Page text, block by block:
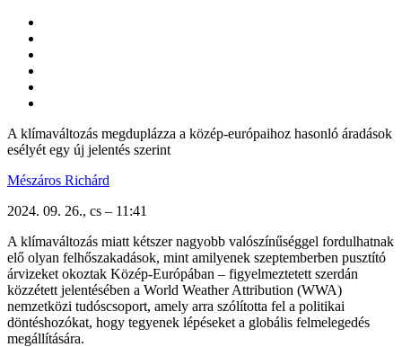
A klímaváltozás megduplázza a közép-európaihoz hasonló áradások
esélyét egy új jelentés szerint
Mészáros Richárd
2024. 09. 26., cs – 11:41
A klímaváltozás miatt kétszer nagyobb valószínűséggel fordulhatnak
elő olyan felhőszakadások, mint amilyenek szeptemberben pusztító
árvizeket okoztak Közép-Európában – figyelmeztetett szerdán
közzétett jelentésében a World Weather Attribution (WWA)
nemzetközi tudóscsoport, amely arra szólította fel a politikai
döntéshozókat, hogy tegyenek lépéseket a globális felmelegedés
megállítására.